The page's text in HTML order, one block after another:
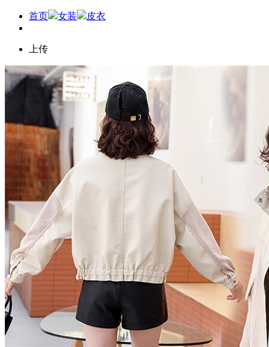
首页 女装 皮衣
上传